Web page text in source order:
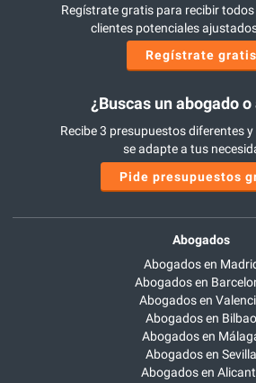
Regístrate gratis para recibir
clientes potenciales
Regístrate gratis
¿Buscas un abogado
Recibe 3 presupuestos diferentes y
se adapte a tus
Pide presupuestos
Abogados
Abogados en
Abogados en
Abogados en
Abogados en Bilbao
Abogados en
Abogados en Sevilla
Abogados en